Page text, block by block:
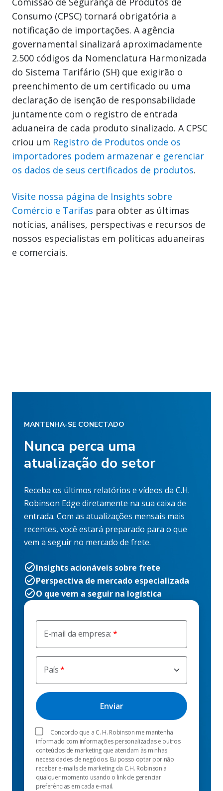
Consumo (CPSC) tornará obrigatória a
notificação de importações. A agência
governamental sinalizará aproximadamente
2.500 códigos da Nomenclatura Harmonizada
do Sistema Tarifário (SH) que exigirão o
preenchimento de um certificado ou uma
declaração de isenção de responsabilidade
juntamente com o registro de entrada
aduaneira de cada produto sinalizado. A CPSC
criou um Registro de Produtos onde os
importadores podem armazenar e gerenciar
os dados de seus certificados de produtos.
Visite nossa página de Insights sobre
Comércio e Tarifas para obter as últimas
notícias, análises, perspectivas e recursos de
nossos especialistas em políticas aduaneiras
e comerciais.
E-mail da empresa:
País
Concordo que a C. H. Robinson me mantenha
informado com informações personalizadas e outros
conteúdos de marketing que atendam às minhas
necessidades de negócios. Eu posso optar por não
receber e-mails de marketing da C.H. Robinson a
qualquer momento usando o link de gerenciar
preferências em cada e-mail.
MANTENHA-SE CONECTADO
Nunca perca uma
atualização do setor
Receba os últimos relatórios e vídeos da C.H.
Robinson Edge diretamente na sua caixa de
entrada. Com as atualizações mensais mais
recentes, você estará preparado para o que
vem a seguir no mercado de frete.
Insights acionáveis sobre frete
Perspectiva de mercado especializada
O que vem a seguir na logística